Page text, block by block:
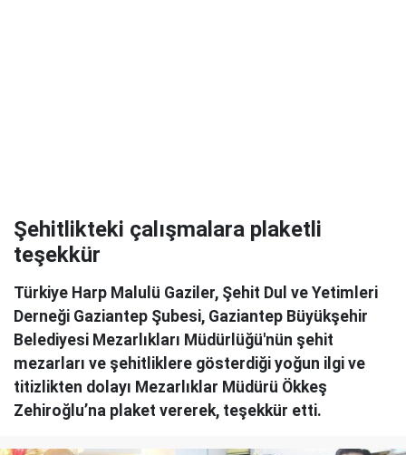
Şehitlikteki çalışmalara plaketli
teşekkür
Türkiye Harp Malulü Gaziler, Şehit Dul ve Yetimleri
Derneği Gaziantep Şubesi, Gaziantep Büyükşehir
Belediyesi Mezarlıkları Müdürlüğü'nün şehit
mezarları ve şehitliklere gösterdiği yoğun ilgi ve
titizlikten dolayı Mezarlıklar Müdürü Ökkeş
Zehiroğlu’na plaket vererek, teşekkür etti.